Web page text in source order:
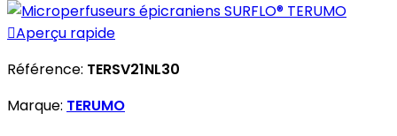
Aperçu rapide
Référence: TERSV21NL30
Marque: TERUMO